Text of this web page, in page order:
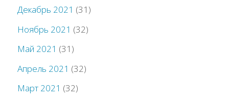
Декабрь 2021 (31)
Ноябрь 2021 (32)
Май 2021 (31)
Апрель 2021 (32)
Март 2021 (32)